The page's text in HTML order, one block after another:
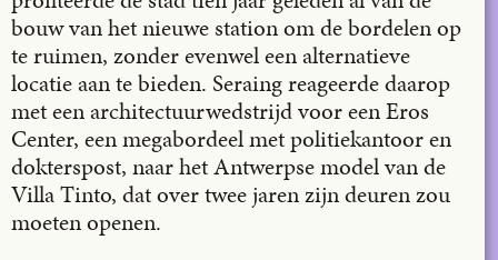
bouw van het nieuwe station om de bordelen op
te ruimen, zonder evenwel een alternatieve
locatie aan te bieden. Seraing reageerde daarop
met een architectuurwedstrijd voor een Eros
Center, een megabordeel met politiekantoor en
dokterspost, naar het Antwerpse model van de
Villa Tinto, dat over twee jaren zijn deuren zou
moeten openen.